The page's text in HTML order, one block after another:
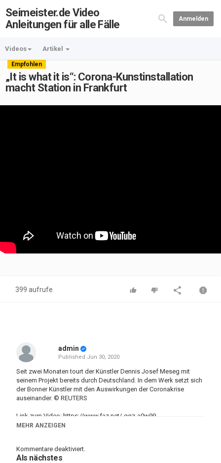
Seimeister.de Video
Anleitungen für alle Fälle
Anmelden
Videos Artikel
Empfohlen
„It is what it is“: Corona-Kunstinstallation
macht Station in Frankfurt
399 aufrufe
admin
Published Jun 30, 2020
Seit zwei Monaten tourt der Künstler Dennis Josef Meseg mit
seinem Projekt bereits durch Deutschland. In dem Werk setzt sich
der Bonner Künstler mit den Auswirkungen der Coronakrise
auseinander. © REUTERS
Link zum Video: https://www.faz.net/-gqz-a0w99
Link zur Homepage:
Gesundheits Tipps
MEHR ANZEIGEN
Kommentare deaktiviert.
Als nächstes